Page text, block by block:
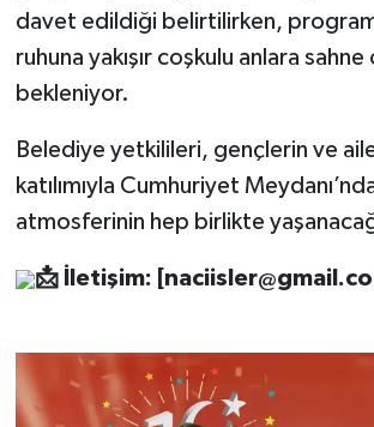
davet edildiği belirtilirken,
ruhuna yakışır coşkulu anlara sahne
bekleniyor.
Belediye yetkilileri, gençlerin ve
katılımıyla Cumhuriyet
atmosferinin hep birlikte
📩İletişim: [